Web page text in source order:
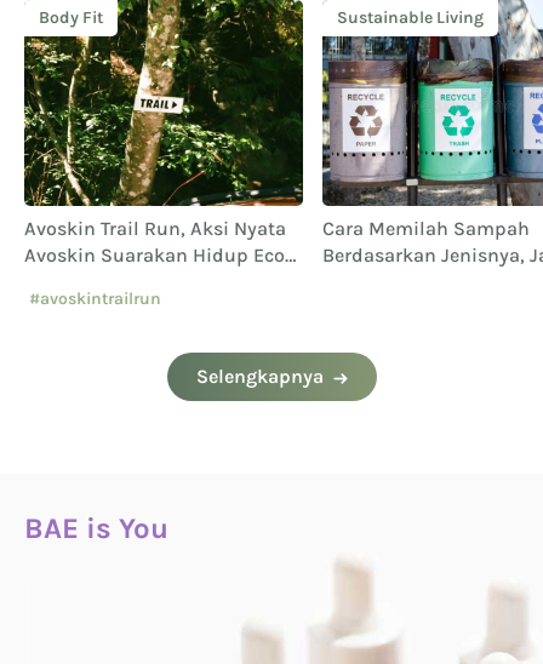
Body Fit
Avoskin Trail Run, Aksi Nyata
Avoskin Suarakan Hidup Eco
#avoskintrailrun
Sustainable Living
Cara Memilah Sampah
Berdasarkan Jenisnya,
Selengkapnya
BAE is You